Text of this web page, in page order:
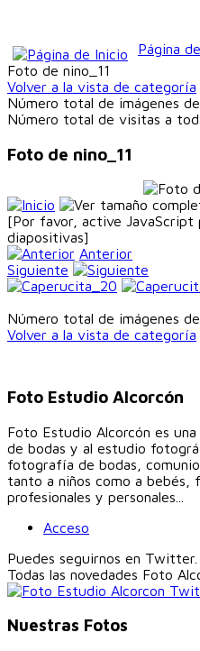
Página
Foto de nino_11
Volver a la vista de categoría
Número total de imágenes
Número total de visitas a
Foto de nino_11
[Por favor, active JavaScript
diapositivas]
Anterior
Siguiente
Número total de imágenes
Volver a la vista de categoría
Foto Estudio Alcorcón
Foto Estudio Alcorcón es
de bodas y al estudio
fotografía de bodas,
tanto a niños como a
profesionales y personales...
Acceso
Puedes seguirnos en Twitter.
Todas las novedades Foto
Nuestras Fotos